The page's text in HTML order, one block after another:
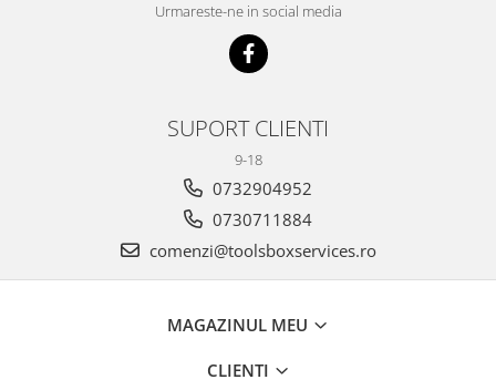
Urmareste-ne in social media
SUPORT CLIENTI
9-18
0732904952
0730711884
comenzi@toolsboxservices.ro
MAGAZINUL MEU
CLIENTI